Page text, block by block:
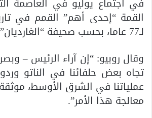
القمة “إحدى أهم” القمم في
لـ77 عاما، بحسب صحيفة “الغارديان” البريطانية.
وقال روبيو: “إن آراء الرئيس –
تجاه بعض حلفائنا في الناتو
عملياتنا في الشرق الأوسط،
معالجة هذا الأمر”.